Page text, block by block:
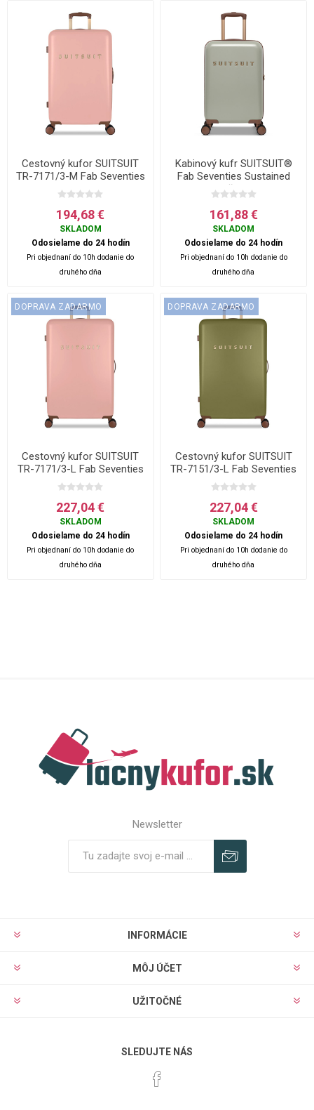
Cestovný kufor SUITSUIT
TR-7171/3-M Fab Seventies
Coral Cloud - 60 L
194,68 €
SKLADOM
Odosielame do 24 hodín
Pri objednaní do 10h dodanie do
druhého dňa
Kabinový kufr SUITSUIT®
Fab Seventies Sustained
Grey S - šedá - 32 L
161,88 €
SKLADOM
Odosielame do 24 hodín
Pri objednaní do 10h dodanie do
druhého dňa
DOPRAVA ZADARMO
Cestovný kufor SUITSUIT
TR-7171/3-L Fab Seventies
Coral Cloud - 91 L
227,04 €
SKLADOM
Odosielame do 24 hodín
Pri objednaní do 10h dodanie do
druhého dňa
DOPRAVA ZADARMO
Cestovný kufor SUITSUIT
TR-7151/3-L Fab Seventies
Martini Olive - 91 L
227,04 €
SKLADOM
Odosielame do 24 hodín
Pri objednaní do 10h dodanie do
druhého dňa
Newsletter
INFORMÁCIE
MÔJ ÚČET
UŽITOČNÉ
SLEDUJTE NÁS